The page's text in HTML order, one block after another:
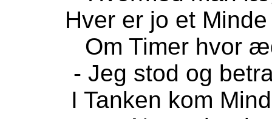
Hver er jo et
Om Timer hvor
- Jeg stod og
I Tanken kom